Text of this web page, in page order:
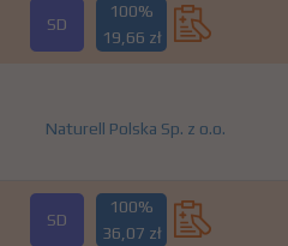
SD
100%
19,66 zł
Naturell Polska Sp. z o.o.
SD
100%
36,07 zł